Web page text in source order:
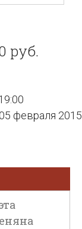
руб.
февраля 2015